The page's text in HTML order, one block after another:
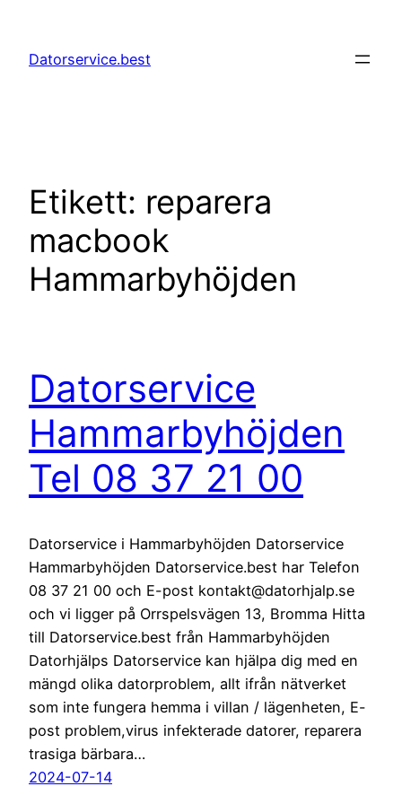
innehåll
Datorservice.best
Etikett: reparera
macbook
Hammarbyhöjden
Datorservice
Hammarbyhöjden
Tel 08 37 21 00
Datorservice i Hammarbyhöjden Datorservice
Hammarbyhöjden Datorservice.best har Telefon
08 37 21 00 och E-post kontakt@datorhjalp.se
och vi ligger på Orrspelsvägen 13, Bromma Hitta
till Datorservice.best från Hammarbyhöjden
Datorhjälps Datorservice kan hjälpa dig med en
mängd olika datorproblem, allt ifrån nätverket
som inte fungera hemma i villan / lägenheten, E-
post problem,virus infekterade datorer, reparera
trasiga bärbara…
2024-07-14